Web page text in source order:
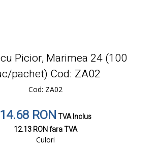
Picior, Marimea 24 (100
pachet) Cod: ZA02
Cod: ZA02
14.68 RONTVA Inclus
12.13 RONfara TVA
Culori